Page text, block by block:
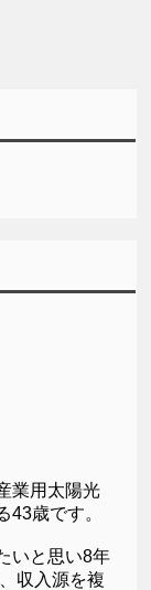
業用太陽光
43歳です。
いと思い8年
収入源を複